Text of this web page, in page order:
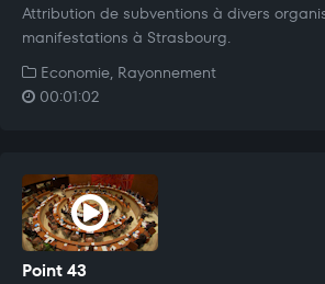
Attribution de subventions à divers
manifestations à Strasbourg.
Economie, Rayonnement
00:01:02
Point 43